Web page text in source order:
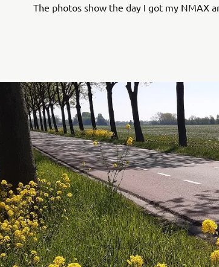
The photos show the day I got my NMAX